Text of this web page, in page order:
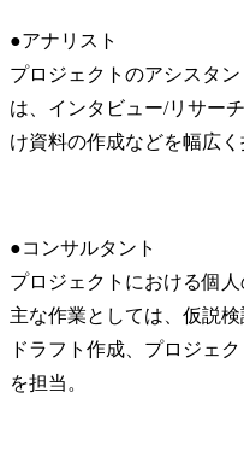
●アナリスト
プロジェクトのアシスタ
は、インタビュー/リサー
け資料の作成などを幅広く
●コンサルタント
プロジェクトにおける個
主な作業としては、仮説
ドラフト作成、プロジェ
を担当。